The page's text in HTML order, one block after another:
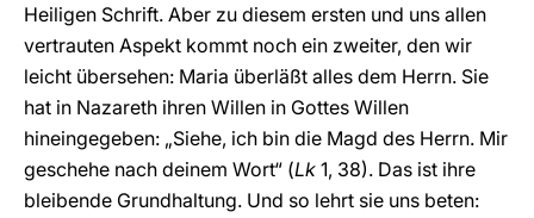
Heiligen Schrift. Aber zu diesem ersten und uns allen
vertrauten Aspekt kommt noch ein zweiter, den wir
leicht übersehen: Maria überläßt alles dem Herrn. Sie
hat in Nazareth ihren Willen in Gottes Willen
hineingegeben: „Siehe, ich bin die Magd des Herrn. Mir
geschehe nach deinem Wort“ (Lk 1, 38). Das ist ihre
bleibende Grundhaltung. Und so lehrt sie uns beten: